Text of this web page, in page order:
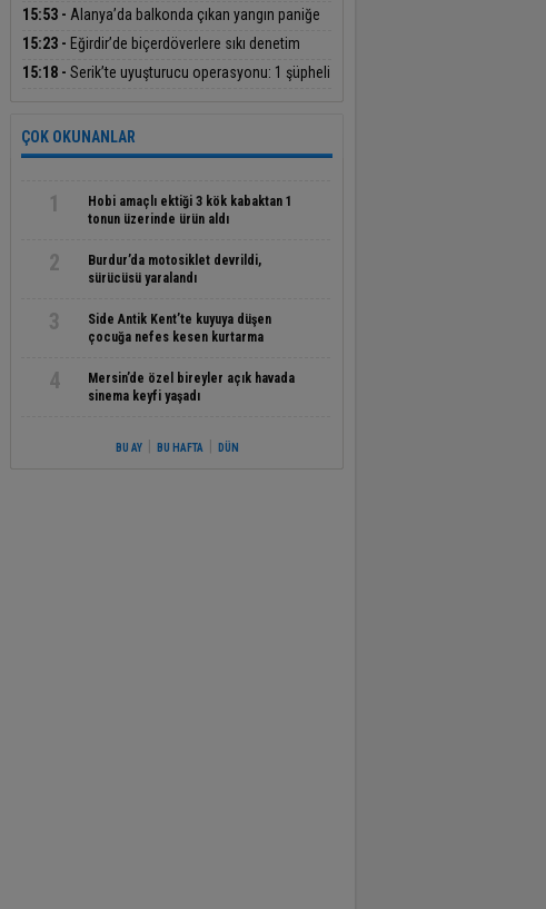
kaybeden acılı babanın feryadı yürekleri dağladı
15:53 - Alanya’da balkonda çıkan yangın paniğe
neden oldu
15:23 - Eğirdir’de biçerdöverlere sıkı denetim
15:18 - Serik’te uyuşturucu operasyonu: 1 şüpheli
ÇOK OKUNANLAR
1
Hobi amaçlı ektiği 3 kök kabaktan 1
tonun üzerinde ürün aldı
2
Burdur’da motosiklet devrildi,
sürücüsü yaralandı
3
Side Antik Kent’te kuyuya düşen
çocuğa nefes kesen kurtarma
4
Mersin’de özel bireyler açık havada
sinema keyfi yaşadı
BU AY BU HAFTA DÜN